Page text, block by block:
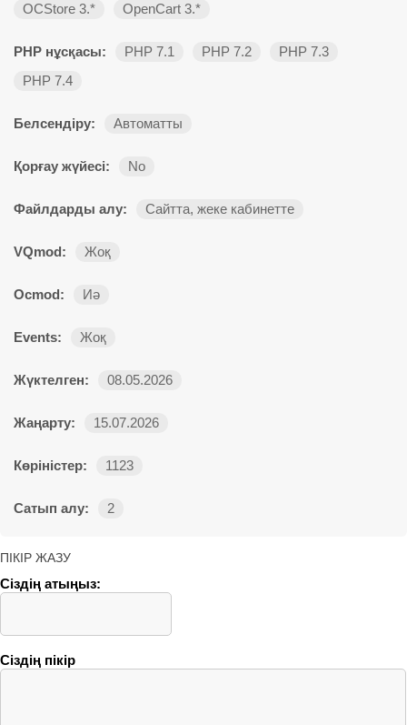
OCStore 3.*
OpenCart 3.*
PHP нұсқасы: PHP 7.1 PHP 7.2
PHP 7.3
PHP 7.4
Белсендіру: Автоматты
Қорғау жүйесі: No
Файлдарды алу: Сайтта, жеке кабинетте
VQmod: Жоқ
Ocmod: Иә
Events: Жоқ
Жүктелген: 08.05.2026
Жаңарту: 15.07.2026
Көріністер: 1123
Сатып алу: 2
ПІКІР ЖАЗУ
Сіздің атыңыз:
Сіздің пікір